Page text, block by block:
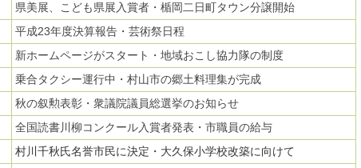
県美展、こども県展入賞者・楯岡二日町タウン分譲開始
平成23年度決算報告・芸術祭日程
新ホームページがスタート・地域おこし協力隊の制度
乗合タクシー運行中・村山市の郷土料理集が完成
秋の叙勲表彰・衆議院議員総選挙のお知らせ
全国読書川柳コンクール入賞者発表・市職員の給与
村川千秋氏名誉市民に決定・大久保小学校改築に向けて